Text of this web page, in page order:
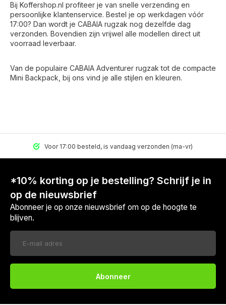
Bij Koffershop.nl profiteer je van snelle verzending en
persoonlijke klantenservice. Bestel je op werkdagen vóór
17:00? Dan wordt je CABAIA rugzak nog dezelfde dag
verzonden. Bovendien zijn vrijwel alle modellen direct uit
voorraad leverbaar.
Van de populaire CABAIA Adventurer rugzak tot de compacte
Mini Backpack, bij ons vind je alle stijlen en kleuren.
Voor 17:00 besteld, is vandaag verzonden (ma-vr)
*10% korting op je bestelling? Schrijf je in
op de nieuwsbrief
Abonneer je op onze nieuwsbrief om op de hoogte te
blijven.
Abonneer